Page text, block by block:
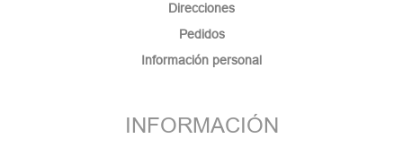
Direcciones
Pedidos
Información personal
INFORMACIÓN